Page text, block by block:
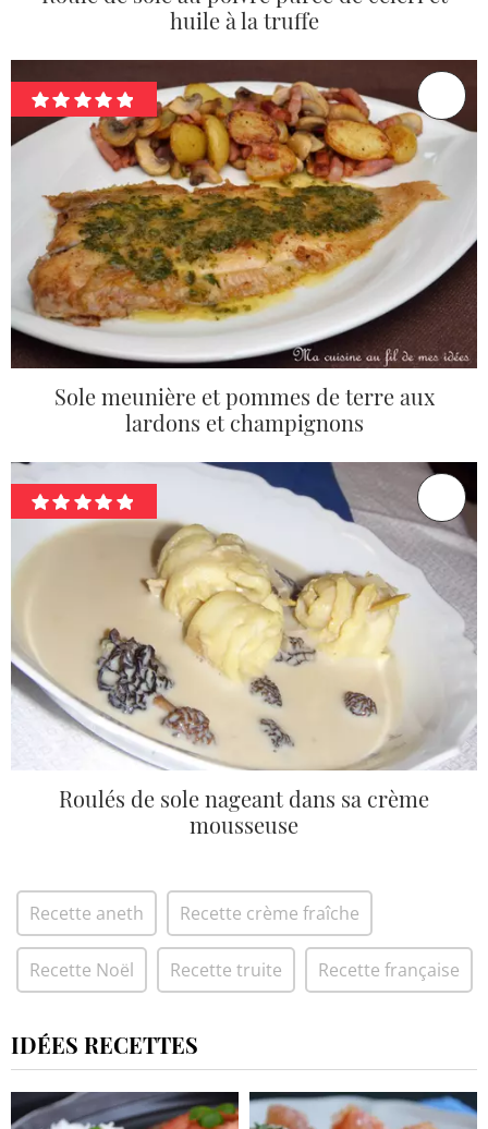
huile à la truffe
Sole meunière et pommes de terre aux
lardons et champignons
Roulés de sole nageant dans sa crème
mousseuse
Recette aneth Recette crème fraîche
Recette Noël Recette truite Recette française
IDÉES RECETTES